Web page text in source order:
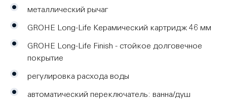
металлический рычаг
GROHE Long-Life Керамический картридж 46 мм
GROHE Long-Life Finish - стойкое долговечное
покрытие
регулировка расхода воды
автоматический переключатель: ванна/душ